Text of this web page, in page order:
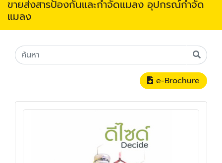
ขายส่งสารป้องกันและกำจัดแมลง อุปกรณ์กำจัด
แมลง
e-Brochure